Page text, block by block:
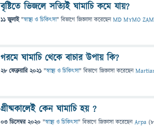
বৃষ্টিতে ভিজলে সত্যিই ঘামাচি কমে যায়?
11 জুলাই "স্বাস্থ্য ও চিকিৎসা" বিভাগে জিজ্ঞাসাকরেছেনMD MYMO
গরমে ঘামাচি থেকে বাচার উপায় কি?
28 ফেব্রুয়ারি 2021 "স্বাস্থ্য ও চিকিৎসা" বিভাগে জিজ্ঞাসাকরেছেন
গ্রীষ্মকালেই কেন ঘামাচি হয় ?
03 ডিসেম্বর 2020 "স্বাস্থ্য ও চিকিৎসা" বিভাগে জিজ্ঞাসাকরেছেনArpa (